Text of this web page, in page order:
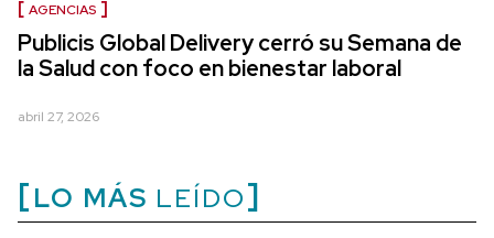
AGENCIAS
Publicis Global Delivery cerró su Semana de
la Salud con foco en bienestar laboral
abril 27, 2026
LO MÁS LEÍDO